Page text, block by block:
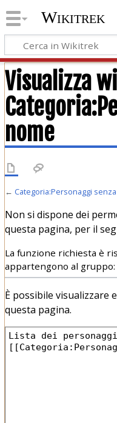
Wikitrek
Visualizza
nome
← Categoria:Personaggi
Non si dispone dei
questa pagina, per il
La funzione richiesta è
appartengono al gruppo:
È possibile visualizzare
questa pagina.